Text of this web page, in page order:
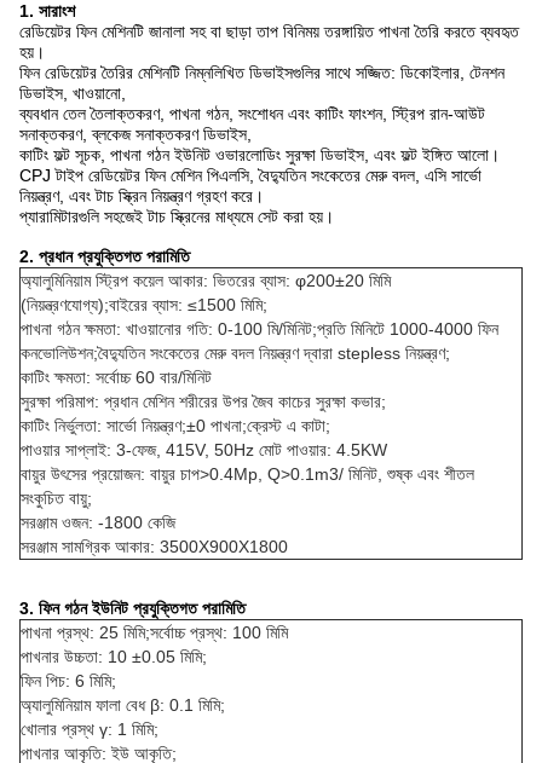
1. সারাংশ
রেডিয়েটর ফিন মেশিনটি জানালা সহ বা ছাড়া তাপ বিনিময় তরঙ্গায়িত পাখনা তৈরি করতে ব্যবহৃত
হয়।
ফিন রেডিয়েটর তৈরির মেশিনটি নিম্নলিখিত ডিভাইসগুলির সাথে সজ্জিত: ডিকোইলার, টেনশন
ডিভাইস, খাওয়ানো,
ব্যবধান তেল তৈলাক্তকরণ, পাখনা গঠন, সংশোধন এবং কাটিং ফাংশন, স্ট্রিপ রান-আউট
সনাক্তকরণ, ব্লকেজ সনাক্তকরণ ডিভাইস,
কাটিং ফল্ট সূচক, পাখনা গঠন ইউনিট ওভারলোডিং সুরক্ষা ডিভাইস, এবং ফল্ট ইঙ্গিত আলো।
CPJ টাইপ রেডিয়েটর ফিন মেশিন পিএলসি, বৈদ্যুতিন সংকেতের মেরু বদল, এসি সার্ভো
নিয়ন্ত্রণ, এবং টাচ স্ক্রিন নিয়ন্ত্রণ গ্রহণ করে।
প্যারামিটারগুলি সহজেই টাচ স্ক্রিনের মাধ্যমে সেট করা হয়।
2. প্রধান প্রযুক্তিগত পরামিতি
অ্যালুমিনিয়াম স্ট্রিপ কয়েল আকার: ভিতরের ব্যাস: φ200±20 মিমি
(নিয়ন্ত্রণযোগ্য);বাইরের ব্যাস: ≤1500 মিমি;
পাখনা গঠন ক্ষমতা: খাওয়ানোর গতি: 0-100 মি/মিনিট;প্রতি মিনিটে 1000-4000 ফিন
কনভোলিউশন;বৈদ্যুতিন সংকেতের মেরু বদল নিয়ন্ত্রণ দ্বারা stepless নিয়ন্ত্রণ;
কাটিং ক্ষমতা: সর্বোচ্চ 60 বার/মিনিট
সুরক্ষা পরিমাপ: প্রধান মেশিন শরীরের উপর জৈব কাচের সুরক্ষা কভার;
কাটিং নির্ভুলতা: সার্ভো নিয়ন্ত্রণ;±0 পাখনা;ক্রেস্ট এ কাটা;
পাওয়ার সাপ্লাই: 3-ফেজ, 415V, 50Hz মোট পাওয়ার: 4.5KW
বায়ুর উৎসের প্রয়োজন: বায়ুর চাপ>0.4Mp, Q>0.1m3/ মিনিট, শুষ্ক এবং শীতল
সংকুচিত বায়ু;
সরঞ্জাম ওজন: -1800 কেজি
সরঞ্জাম সামগ্রিক আকার: 3500X900X1800
3. ফিন গঠন ইউনিট প্রযুক্তিগত পরামিতি
পাখনা প্রস্থ: 25 মিমি;সর্বোচ্চ প্রস্থ: 100 মিমি
পাখনার উচ্চতা: 10 ±0.05 মিমি;
ফিন পিচ: 6 মিমি;
অ্যালুমিনিয়াম ফালা বেধ β: 0.1 মিমি;
খোলার প্রস্থ γ: 1 মিমি;
পাখনার আকৃতি: ইউ আকৃতি;